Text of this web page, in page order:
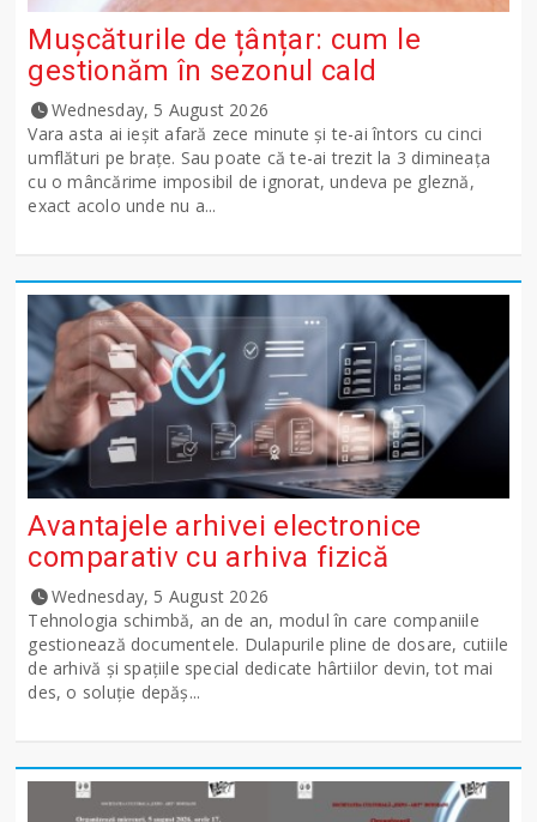
Mușcăturile de țânțar: cum le
gestionăm în sezonul cald
Wednesday, 5 August 2026
Vara asta ai ieșit afară zece minute și te-ai întors cu cinci
umflături pe brațe. Sau poate că te-ai trezit la 3 dimineața
cu o mâncărime imposibil de ignorat, undeva pe gleznă,
exact acolo unde nu a...
Avantajele arhivei electronice
comparativ cu arhiva fizică
Wednesday, 5 August 2026
Tehnologia schimbă, an de an, modul în care companiile
gestionează documentele. Dulapurile pline de dosare, cutiile
de arhivă și spațiile special dedicate hârtiilor devin, tot mai
des, o soluție depăș...